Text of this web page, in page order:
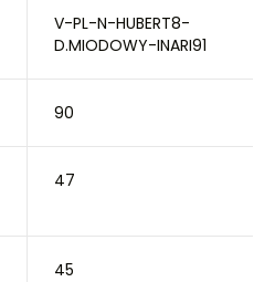
V-PL-N-HUBERT8-
D.MIODOWY-INARI91
90
47
45